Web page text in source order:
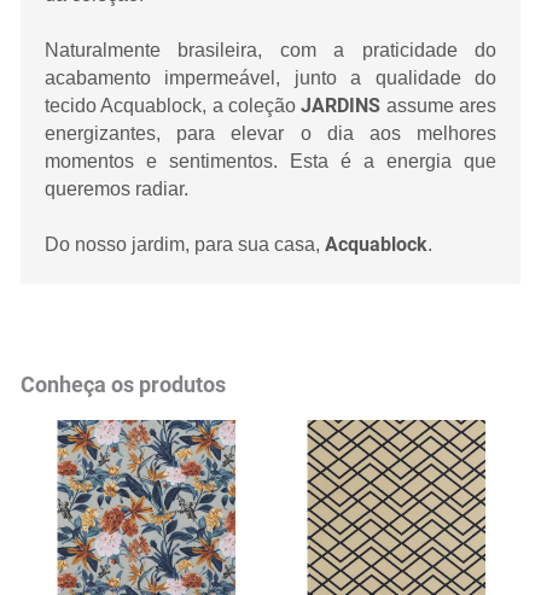
Naturalmente brasileira, com a praticidade do
acabamento impermeável, junto a qualidade do
tecido Acquablock, a coleçãoJARDINS assume ares
energizantes, para elevar o dia aos melhores
momentos e sentimentos. Esta é a energia que
queremos radiar.
Do nosso jardim, para sua casa, Acquablock.
Conheça os produtos